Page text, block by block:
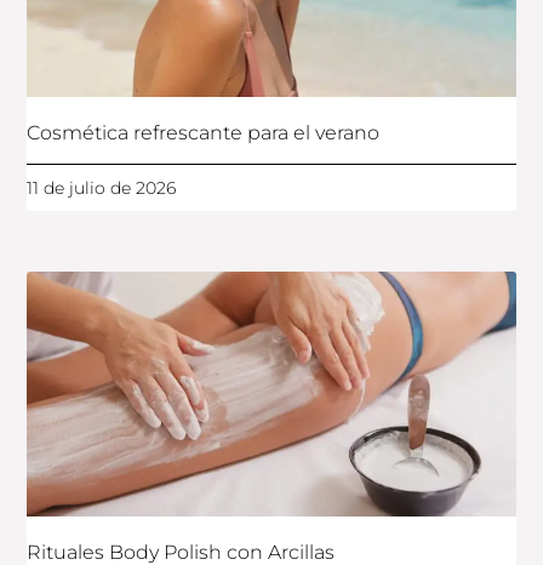
Cosmética refrescante para el verano
11 de julio de 2026
Rituales Body Polish con Arcillas